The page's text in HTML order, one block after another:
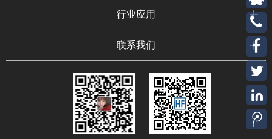
行业应用
联系我们